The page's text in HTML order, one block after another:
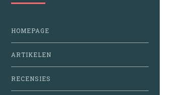
HOMEPAGE
ARTIKELEN
RECENSIES